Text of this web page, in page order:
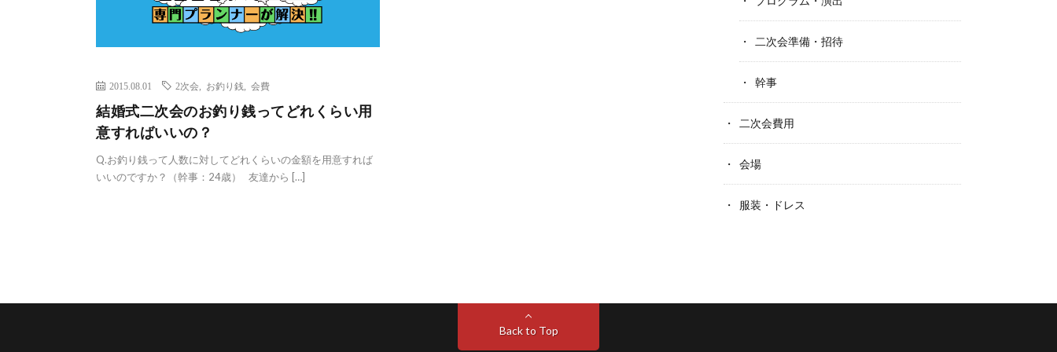
2015.08.01 2次会 お釣り銭 会費
結婚式二次会のお釣り銭ってどれくらい用
意すればいいの？
Q.お釣り銭って人数に対してどれくらいの金額を用意すれば
いいのですか？（幹事：24歳） 友達から […]
二次会準備・招待
幹事
二次会費用
会場
服装・ドレス
Back to Top